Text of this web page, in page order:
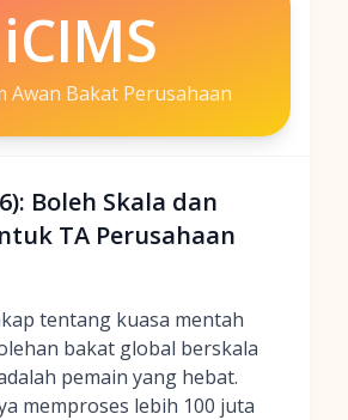
iCIMS
Awan Bakat Perusahaan
Boleh Skala dan
TA Perusahaan
tentang kuasa mentah
bakat global berskala
pemain yang hebat.
memproses lebih 100 juta